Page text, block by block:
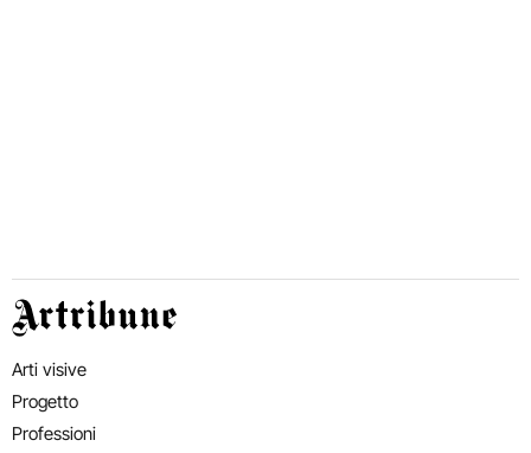
Artribune
Arti visive
Progetto
Professioni